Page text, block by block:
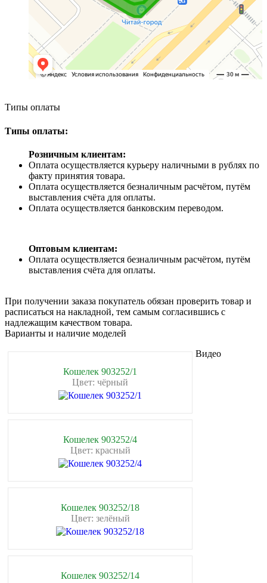
Типы оплаты
Типы оплаты:
Розничным клиентам:
Оплата осуществляется курьеру наличными в рублях по
факту принятия товара.
Оплата осуществляется безналичным расчётом, путём
выставления счёта для оплаты.
Оплата осуществляется банковским переводом.
Оптовым клиентам:
Оплата осуществляется безналичным расчётом, путём
выставления счёта для оплаты.
При получении заказа покупатель обязан проверить товар и
расписаться на накладной, тем самым согласившись с
надлежащим качеством товара.
Варианты и наличие моделей
Кошелек 903252/1
Цвет: чёрный
Кошелек 903252/4
Цвет: красный
Кошелек 903252/18
Цвет: зелёный
Кошелек 903252/14
Видео